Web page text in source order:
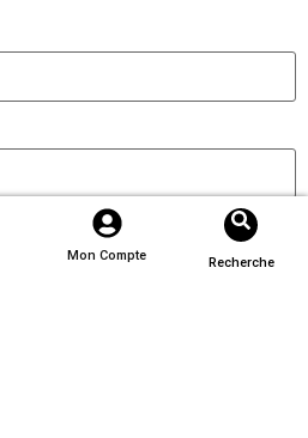
Mon Compte Recherche